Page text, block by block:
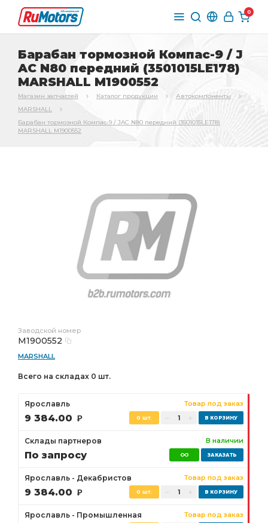
0
Барабан тормозной Компас-9 / J
AC N80 передний (3501015LE178)
MARSHALL M1900552
Магазин запчастей Каталог продукции
Автокомпоненты
MARSHALL
Барабан тормозной Компас-9 / JAC N80 передний (3501015LE178)
MARSHALL M1900552
Заводской номер
M1900552
MARSHALL
Всего на складах 0 шт.
Ярославль Товар под заказ
9 384.00 Р 0 шт.
Склады партнеров В наличии
По запросу
Ярославль - Декабристов Товар под заказ
9 384.00 Р 0 шт.
Ярославль - Промышленная Товар под заказ